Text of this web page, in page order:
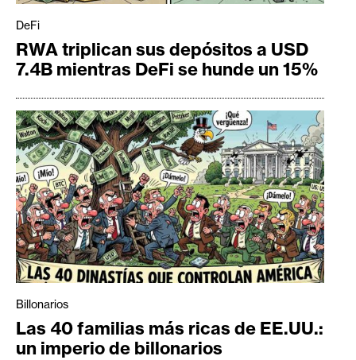
DeFi
RWA triplican sus depósitos a USD
7.4B mientras DeFi se hunde un 15%
Billonarios
Las 40 familias más ricas de EE.UU.:
un imperio de billonarios